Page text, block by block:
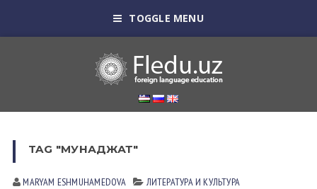
TOGGLE MENU
TAG "МУНАДЖАТ"
MARYAM ESHMUHАMEDOVА ЛИТЕРАТУРА И КУЛЬТУРА